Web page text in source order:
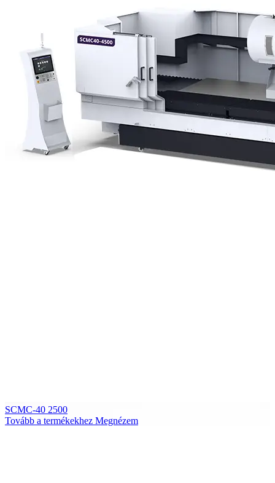
SCMC-40 2500
Tovább a termékekhez Megnézem